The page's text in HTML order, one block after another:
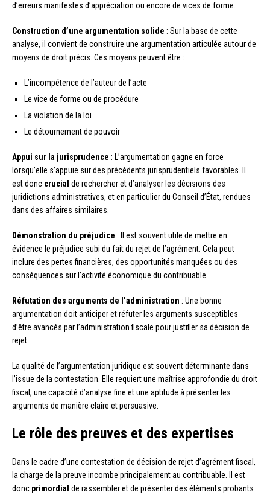
d’erreurs manifestes d’appréciation ou encore de vices de forme.
Construction d’une argumentation solide : Sur la base de cette
analyse, il convient de construire une argumentation articulée autour de
moyens de droit précis. Ces moyens peuvent être :
L’incompétence de l’auteur de l’acte
Le vice de forme ou de procédure
La violation de la loi
Le détournement de pouvoir
Appui sur la jurisprudence : L’argumentation gagne en force
lorsqu’elle s’appuie sur des précédents jurisprudentiels favorables. Il
est donc crucial de rechercher et d’analyser les décisions des
juridictions administratives, et en particulier du Conseil d’État, rendues
dans des affaires similaires.
Démonstration du préjudice : Il est souvent utile de mettre en
évidence le préjudice subi du fait du rejet de l’agrément. Cela peut
inclure des pertes financières, des opportunités manquées ou des
conséquences sur l’activité économique du contribuable.
Réfutation des arguments de l’administration : Une bonne
argumentation doit anticiper et réfuter les arguments susceptibles
d’être avancés par l’administration fiscale pour justifier sa décision de
rejet.
La qualité de l’argumentation juridique est souvent déterminante dans
l’issue de la contestation. Elle requiert une maîtrise approfondie du droit
fiscal, une capacité d’analyse fine et une aptitude à présenter les
arguments de manière claire et persuasive.
Le rôle des preuves et des expertises
Dans le cadre d’une contestation de décision de rejet d’agrément fiscal,
la charge de la preuve incombe principalement au contribuable. Il est
donc primordial de rassembler et de présenter des éléments probants